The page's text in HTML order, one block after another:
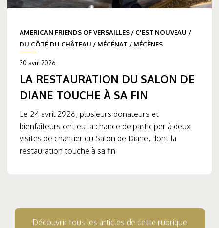
AMERICAN FRIENDS OF VERSAILLES / C'EST NOUVEAU /
DU CÔTÉ DU CHÂTEAU / MÉCÉNAT / MÉCÈNES
30 avril 2026
LA RESTAURATION DU SALON DE
DIANE TOUCHE À SA FIN
Le 24 avril 2926, plusieurs donateurs et
bienfaiteurs ont eu la chance de participer à deux
visites de chantier du Salon de Diane, dont la
restauration touche à sa fin
Découvrir tous les articles de cette rubrique